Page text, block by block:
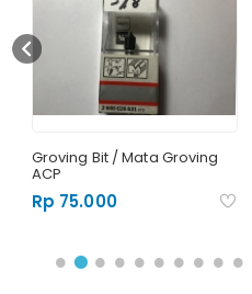
Groving Bit / Mata Groving
ACP
Rp 75.000